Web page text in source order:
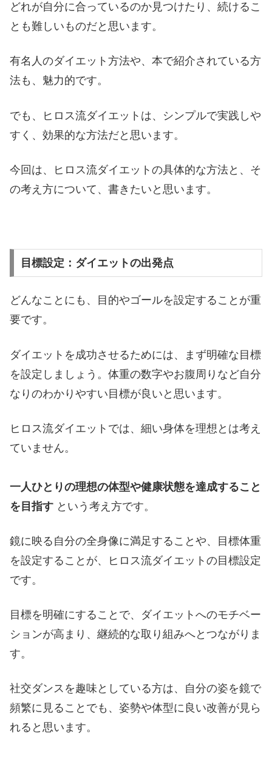
どれが自分に合っているのか見つけたり、続けるこ
とも難しいものだと思います。
有名人のダイエット方法や、本で紹介されている方
法も、魅力的です。
でも、ヒロス流ダイエットは、シンプルで実践しや
すく、効果的な方法だと思います。
今回は、ヒロス流ダイエットの具体的な方法と、そ
の考え方について、書きたいと思います。
目標設定：ダイエットの出発点
どんなことにも、目的やゴールを設定することが重
要です。
ダイエットを成功させるためには、まず明確な目標
を設定しましょう。体重の数字やお腹周りなど自分
なりのわかりやすい目標が良いと思います。
ヒロス流ダイエットでは、細い身体を理想とは考え
ていません。
一人ひとりの理想の体型や健康状態を達成すること
を目指す という考え方です。
鏡に映る自分の全身像に満足することや、目標体重
を設定することが、ヒロス流ダイエットの目標設定
です。
目標を明確にすることで、ダイエットへのモチベー
ションが高まり、継続的な取り組みへとつながりま
す。
社交ダンスを趣味としている方は、自分の姿を鏡で
頻繁に見ることでも、姿勢や体型に良い改善が見ら
れると思います。